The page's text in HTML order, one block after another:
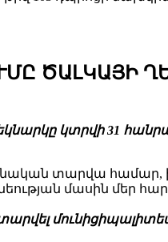
ԾԱԼԿԱՅԻ
կտրվի 31
տարվա համար,
մասին մեր